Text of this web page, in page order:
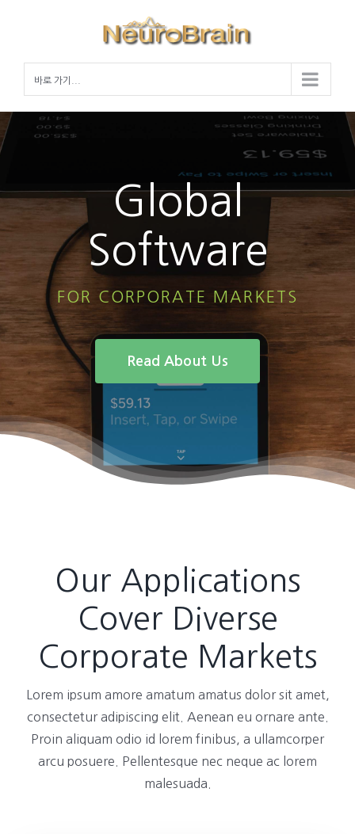
바로 가기...
Global
Software
FOR CORPORATE MARKETS
Read About Us
Our Applications
Cover Diverse
Corporate Markets
Lorem ipsum amore amatum amatus dolor sit amet,
consectetur adipiscing elit. Aenean eu ornare ante.
Proin aliquam odio id lorem finibus, a ullamcorper
arcu posuere. Pellentesque nec neque ac lorem
malesuada.